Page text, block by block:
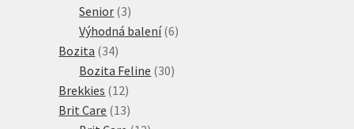
produkty
Senior 33
produkty
Výhodná balení 66
Bozita 3434
produktů
Bozita Feline 3030
Brekkies 1212
produktů
Brit Care 1313